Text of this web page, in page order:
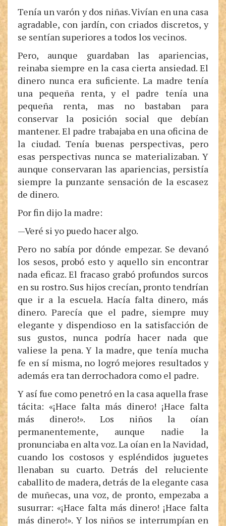
Tenía un varón y dos niñas. Vivían en una casa
agradable, con jardín, con criados discretos, y
se sentían superiores a todos los vecinos.
Pero, aunque guardaban las apariencias,
reinaba siempre en la casa cierta ansiedad. El
dinero nunca era suficiente. La madre tenía
una pequeña renta, y el padre tenía una
pequeña renta, mas no bastaban para
conservar la posición social que debían
mantener. El padre trabajaba en una oficina de
la ciudad. Tenía buenas perspectivas, pero
esas perspectivas nunca se materializaban. Y
aunque conservaran las apariencias, persistía
siempre la punzante sensación de la escasez
de dinero.
Por fin dijo la madre:
—Veré si yo puedo hacer algo.
Pero no sabía por dónde empezar. Se devanó
los sesos, probó esto y aquello sin encontrar
nada eficaz. El fracaso grabó profundos surcos
en su rostro. Sus hijos crecían, pronto tendrían
que ir a la escuela. Hacía falta dinero, más
dinero. Parecía que el padre, siempre muy
elegante y dispendioso en la satisfacción de
sus gustos, nunca podría hacer nada que
valiese la pena. Y la madre, que tenía mucha
fe en sí misma, no logró mejores resultados y
además era tan derrochadora como el padre.
Y así fue como penetró en la casa aquella frase
tácita: «¡Hace falta más dinero! ¡Hace falta
más dinero!». Los niños la oían
permanentemente, aunque nadie la
pronunciaba en alta voz. La oían en la Navidad,
cuando los costosos y espléndidos juguetes
llenaban su cuarto. Detrás del reluciente
caballito de madera, detrás de la elegante casa
de muñecas, una voz, de pronto, empezaba a
susurrar: «¡Hace falta más dinero! ¡Hace falta
más dinero!». Y los niños se interrumpían en